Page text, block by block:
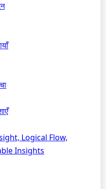
Logical Flow,
Insights